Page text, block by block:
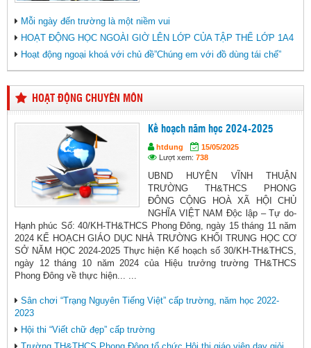
Mỗi ngày đến trường là một niềm vui
HOẠT ĐỘNG HỌC NGOÀI GIỜ LÊN LỚP CỦA TẬP THỂ LỚP 1A4
Hoạt động ngoại khoá với chủ đề”Chúng em với đồ dùng tái chế”
HOẠT ĐỘNG CHUYÊN MÔN
Kế hoạch năm học 2024-2025
htdung
15/05/2025
Lượt xem: 738
UBND HUYỆN VĨNH THUẬN
TRƯỜNG TH&THCS PHONG
ĐÔNG CỘNG HOÀ XÃ HỘI CHỦ
NGHĨA VIỆT NAM Độc lập – Tự do-
Hạnh phúc Số: 40/KH-TH&THCS Phong Đông, ngày 15 tháng 11 năm
2024 KẾ HOẠCH GIÁO DỤC NHÀ TRƯỜNG KHỐI TRUNG HỌC CƠ
SỞ NĂM HỌC 2024-2025 Thực hiện Kế hoạch số 30/KH-TH&THCS,
ngày 12 tháng 10 năm 2024 của Hiệu trưởng trường TH&THCS
Phong Đông về thực hiện... ...
Sân chơi “Trạng Nguyên Tiếng Việt” cấp trường, năm học 2022-
2023
Hội thi “Viết chữ đẹp” cấp trường